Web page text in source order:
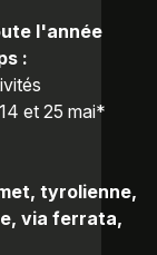
l'année
:
et 25 mai*
tyrolienne,
via ferrata,